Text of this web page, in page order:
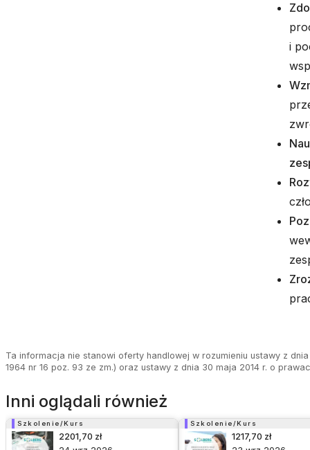
i
Ta informacja nie stanowi oferty handlowej w rozumieniu ustawy z
1964 nr 16 poz. 93 ze zm.) oraz ustawy z dnia 30 maja 2014 r. o
Inni oglądali również
Szkolenie/Kurs
2201,70 zł
Szkolenie/Kurs
1217,70 zł